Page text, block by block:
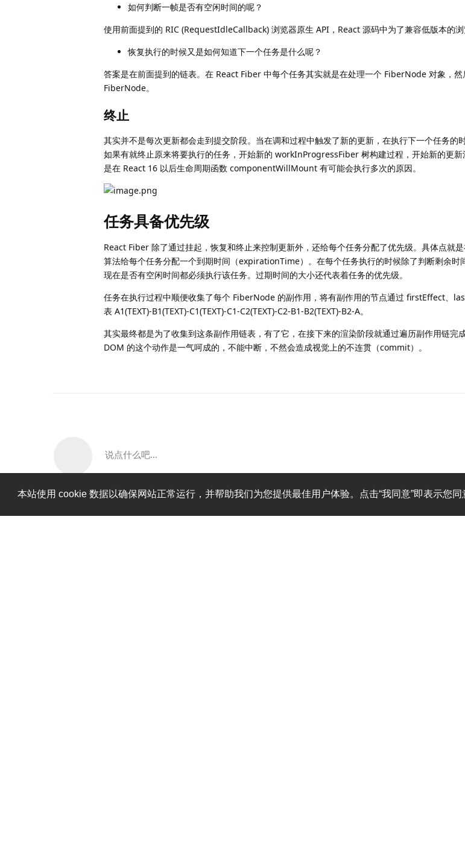
本站使用 cookie 数据以确保网站正常运行，并帮助我们为您提供最佳用户体验。点击“我同意”即表示您同
如何判断一帧是否有空闲时间的呢？
使用前面提到的 RIC (RequestIdleCallback) 浏览器原生 API，React 源码中为了兼容低版本的浏
恢复执行的时候又是如何知道下一个任务是什么呢？
答案是在前面提到的链表。在 React Fiber 中每个任务其实就是在处理一个 FiberNode 对象，
FiberNode。
终止
其实并不是每次更新都会走到提交阶段。当在调和过程中触发了新的更新，在执行下一个任务的
如果有就终止原来将要执行的任务，开始新的 workInProgressFiber 树构建过程，开始新的更
是在 React 16 以后生命周期函数 componentWillMount 有可能会执行多次的原因。
任务具备优先级
React Fiber 除了通过挂起，恢复和终止来控制更新外，还给每个任务分配了优先级。具体点就
算法给每个任务分配一个到期时间（expirationTime）。在每个任务执行的时候除了判断剩余时
现在是否有空闲时间都必须执行该任务。过期时间的大小还代表着任务的优先级。
任务在执行过程中顺便收集了每个 FiberNode 的副作用，将有副作用的节点通过 firstEffect、
表 A1(TEXT)-B1(TEXT)-C1(TEXT)-C1-C2(TEXT)-C2-B1-B2(TEXT)-B2-A。
其实最终都是为了收集到这条副作用链表，有了它，在接下来的渲染阶段就通过遍历副作用链完
DOM 的这个动作是一气呵成的，不能中断，不然会造成视觉上的不连贯（commit）。
说点什么吧...